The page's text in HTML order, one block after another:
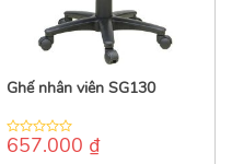
Ghế nhân viên SG130
0
657.000 ₫